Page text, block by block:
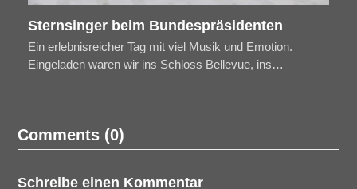
Sternsinger beim Bundespräsidenten
Ein erlebnisreicher Tag mit viel Musik und Emotion.
Eingeladen waren wir ins Schloss Bellevue, ins…
Comments (0)
Schreibe einen Kommentar